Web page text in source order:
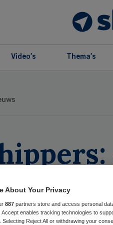
Video’s Thema’s
About Your Privacy
887 partners store and access personal
Accept enables tracking technologies to
Selecting Reject All or withdrawing your